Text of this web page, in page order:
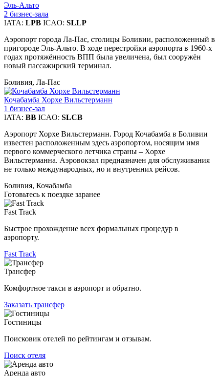
Эль-Альто
2 бизнес-зала
IATA: LPB ICAO: SLLP
Аэропорт города Ла-Пас, столицы Боливии, расположенный в
пригороде Эль-Альто. В ходе перестройки аэропорта в 1960-х
годах протяжённость ВПП была увеличена, был сооружён
новый пассажирский терминал.
Боливия, Ла-Пас
Кочабамба Хорхе Вильстерманн
1 бизнес-зал
IATA: BB ICAO: SLCB
Аэропорт Хорхе Вильстерманн. Город Кочабамба в Боливии
известен расположенным здесь аэропортом, носящим имя
первого коммерческого летчика страны – Хорхе
Вильстерманна. Аэровокзал предназначен для обслуживания
не только международных, но и внутренних рейсов.
Боливия, Кочабамба
Готовьтесь к поездке заранее
Fast Track
Быстрое прохождение всех формальных процедур в
аэропорту.
Fast Track
Трансфер
Комфортное такси в аэропорт и обратно.
Заказать трансфер
Гостиницы
Поисковик отелей по рейтингам и отзывам.
Поиск отеля
Аренда авто